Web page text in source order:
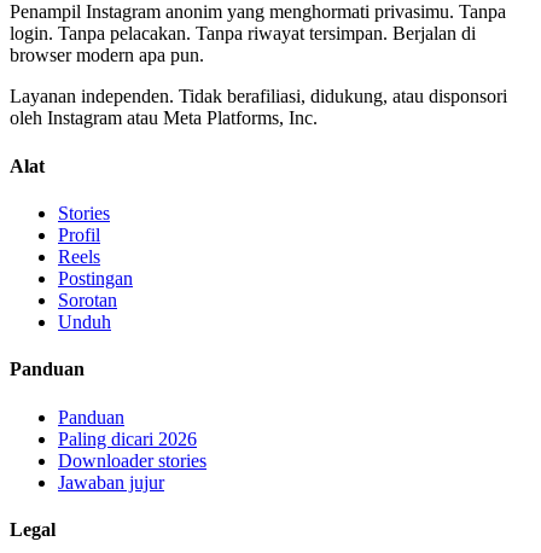
Penampil Instagram anonim yang menghormati privasimu. Tanpa
login. Tanpa pelacakan. Tanpa riwayat tersimpan. Berjalan di
browser modern apa pun.
Layanan independen. Tidak berafiliasi, didukung, atau disponsori
oleh Instagram atau Meta Platforms, Inc.
Alat
Stories
Profil
Reels
Postingan
Sorotan
Unduh
Panduan
Panduan
Paling dicari 2026
Downloader stories
Jawaban jujur
Legal